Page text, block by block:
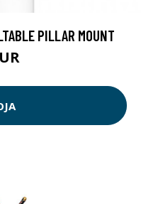
PILLAR MOUNT